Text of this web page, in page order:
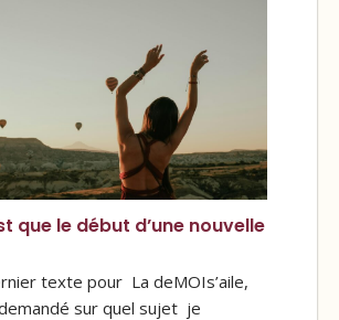
que le début d’une nouvelle
texte pour La deMOIs’aile,
sur quel sujet je